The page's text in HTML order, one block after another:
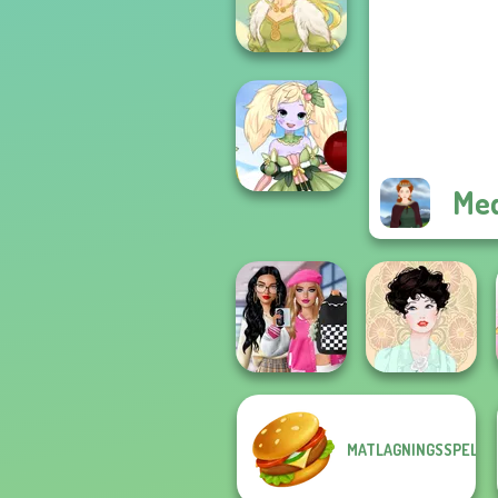
Jacksmith
Goddess Freya
Anime Fairy
Creator
Bab's Back to
School Style
Cha...
MATLAGNINGSSPEL